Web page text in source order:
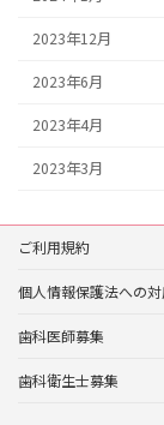
2023年12月
2023年6月
2023年4月
2023年3月
ご利用規約
個人情報保護法への
歯科医師募集
歯科衛生士募集